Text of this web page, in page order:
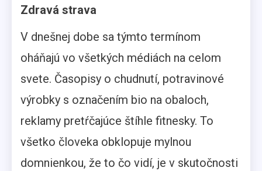
Zdravá strava
V dnešnej dobe sa týmto termínom
oháňajú vo všetkých médiách na celom
svete. Časopisy o chudnutí, potravinové
výrobky s označením bio na obaloch,
reklamy pretŕčajúce štíhle fitnesky. To
všetko človeka obklopuje mylnou
domnienkou, že to čo vidí, je v skutočnosti